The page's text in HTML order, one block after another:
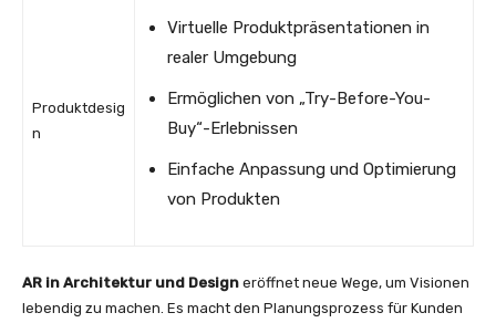
Produktdesig
n
Virtuelle Produktpräsentationen in
realer Umgebung
Ermöglichen von „Try-Before-You-
Buy“-Erlebnissen
Einfache Anpassung und Optimierung
von Produkten
AR in Architektur und Design eröffnet neue Wege, um Visionen
lebendig zu machen. Es macht den Planungsprozess für Kunden